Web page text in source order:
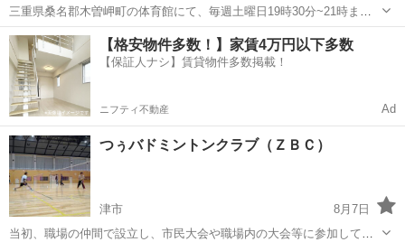
三重県桑名郡木曽岬町の体育館にて、毎週土曜日19時30分~21時まで
5x5,3x3のゲーム、シューティング等を行っております。 初心者多数
で、体を動かすことを目的としており、わいわい楽しめる雰囲気で
す。 現在参加者が学...
三重 桑名郡 長島駅 バスケットボール
【格安物件多数！】家賃4万円以下多数
【保証人ナシ】賃貸物件多数掲載！
ニフティ不動産 Ad
つぅバドミントンクラブ（ＺＢＣ）
津市
8月7日
当初、職場の仲間で設立し、市民大会や職場内の大会等に参加してき